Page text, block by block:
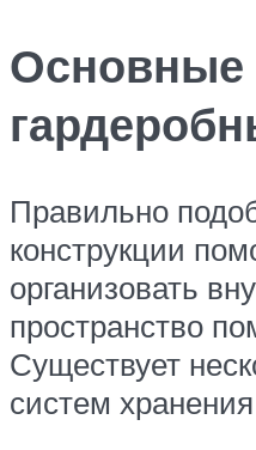
Основные
Правильно
конструкции
организовать
пространство
Существует
систем